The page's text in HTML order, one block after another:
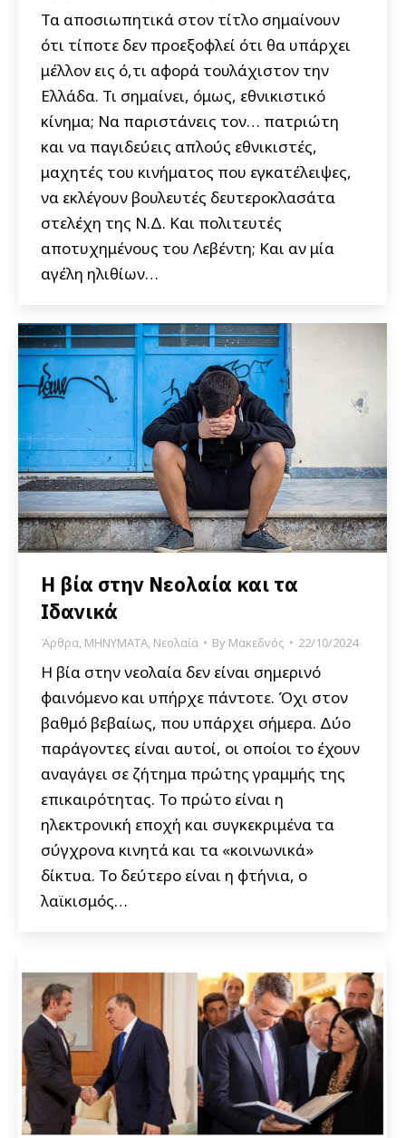
Τα αποσιωπητικά στον τίτλο σημαίνουν
ότι τίποτε δεν προεξοφλεί ότι θα υπάρχει
μέλλον εις ό,τι αφορά τουλάχιστον την
Ελλάδα. Τι σημαίνει, όμως, εθνικιστικό
κίνημα; Να παριστάνεις τον… πατριώτη
και να παγιδεύεις απλούς εθνικιστές,
μαχητές του κινήματος που εγκατέλειψες,
να εκλέγουν βουλευτές δευτεροκλασάτα
στελέχη της Ν.Δ. Και πολιτευτές
αποτυχημένους του Λεβέντη; Και αν μία
αγέλη ηλιθίων…
Η βία στην Νεολαία και τα
Ιδανικά
Άρθρα, ΜΗΝΥΜΑΤΑ, Νεολαία By Μακεδνός 22/10/2024
Η βία στην νεολαία δεν είναι σημερινό
φαινόμενο και υπήρχε πάντοτε. Όχι στον
βαθμό βεβαίως, που υπάρχει σήμερα. Δύο
παράγοντες είναι αυτοί, οι οποίοι το έχουν
αναγάγει σε ζήτημα πρώτης γραμμής της
επικαιρότητας. Το πρώτο είναι η
ηλεκτρονική εποχή και συγκεκριμένα τα
σύγχρονα κινητά και τα «κοινωνικά»
δίκτυα. Το δεύτερο είναι η φτήνια, ο
λαϊκισμός…